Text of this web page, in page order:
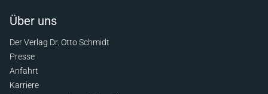
Über uns
Der Verlag Dr. Otto Schmidt
Presse
Anfahrt
Karriere